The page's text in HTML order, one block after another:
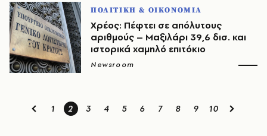
ΠΟΛΙΤΙΚΗ & ΟΙΚΟΝΟΜΙΑ
Χρέος: Πέφτει σε απόλυτους
αριθμούς – Μαξιλάρι 39,6 δισ. και
ιστορικά χαμηλό επιτόκιο
Newsroom
1 2 3 4 5 6 7 8 9 10